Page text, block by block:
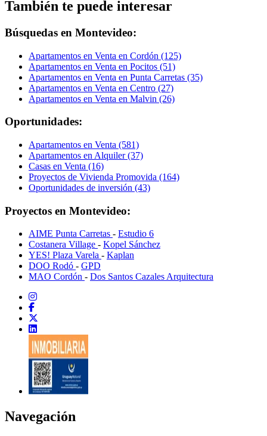
También te puede interesar
Búsquedas en Montevideo:
Apartamentos en Venta en Cordón (125)
Apartamentos en Venta en Pocitos (51)
Apartamentos en Venta en Punta Carretas (35)
Apartamentos en Venta en Centro (27)
Apartamentos en Venta en Malvin (26)
Oportunidades:
Apartamentos en Venta (581)
Apartamentos en Alquiler (37)
Casas en Venta (16)
Proyectos de Vivienda Promovida (164)
Oportunidades de inversión (43)
Proyectos en Montevideo:
AIME Punta Carretas - Estudio 6
Costanera Village - Kopel Sánchez
YES! Plaza Varela - Kaplan
DOO Rodó - GPD
MAO Cordón - Dos Santos Cazales Arquitectura
Navegación